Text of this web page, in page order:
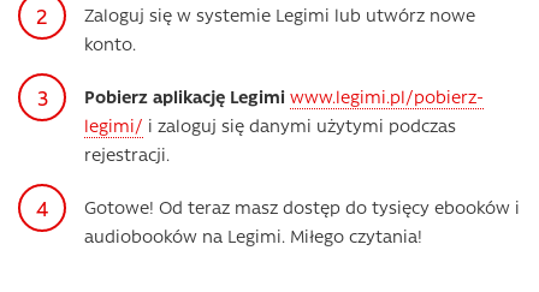
Zaloguj się w systemie Legimi lub utwórz nowe
konto.
Pobierz aplikację Legimi www.legimi.pl/pobierz-
legimi/ i zaloguj się danymi użytymi podczas
rejestracji.
Gotowe! Od teraz masz dostęp do tysięcy ebooków i
audiobooków na Legimi. Miłego czytania!